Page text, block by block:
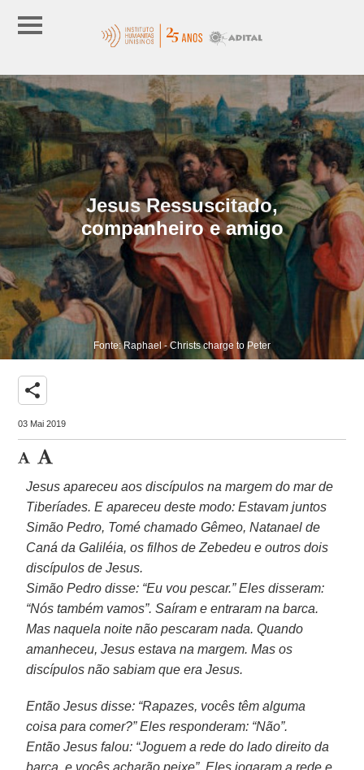
Jesus Ressuscitado,
companheiro e amigo
Fonte: Raphael - Christs charge to Peter
share
03 Mai 2019
Jesus apareceu aos discípulos na margem do mar de
Tiberíades. E apareceu deste modo: Estavam juntos
Simão Pedro, Tomé chamado Gêmeo, Natanael de
Caná da Galiléia, os filhos de Zebedeu e outros dois
discípulos de Jesus.
Simão Pedro disse: “Eu vou pescar.” Eles disseram:
“Nós também vamos”. Saíram e entraram na barca.
Mas naquela noite não pescaram nada. Quando
amanheceu, Jesus estava na margem. Mas os
discípulos não sabiam que era Jesus.
Então Jesus disse: “Rapazes, vocês têm alguma
coisa para comer?” Eles responderam: “Não”.
Então Jesus falou: “Joguem a rede do lado direito da
barca, e vocês acharão peixe”. Eles jogaram a rede e